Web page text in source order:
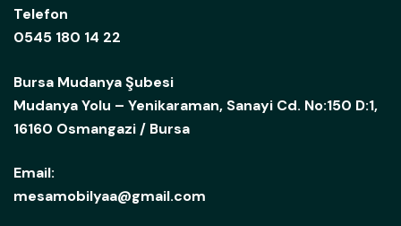
Telefon
0545 180 14 22
Bursa Mudanya Şubesi
Mudanya Yolu – Yenikaraman, Sanayi Cd. No:150 D:1,
16160 Osmangazi / Bursa
Email:
mesamobilyaa@gmail.com